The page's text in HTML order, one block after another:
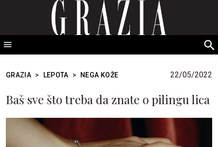
GRAZIA Srbija
GRAZIA > LEPOTA > NEGA KOŽE 22/05/2022
Baš sve što treba da znate o pilingu lica